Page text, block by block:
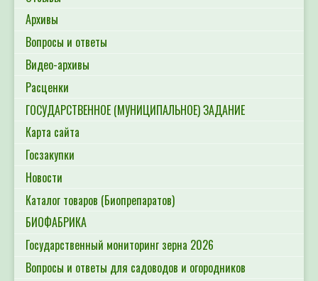
Архивы
Вопросы и ответы
Видео-архивы
Расценки
ГОСУДАРСТВЕННОЕ (МУНИЦИПАЛЬНОЕ) ЗАДАНИЕ
Карта сайта
Госзакупки
Новости
Каталог товаров (Биопрепаратов)
БИОФАБРИКА
Государственный мониторинг зерна 2026
Вопросы и ответы для садоводов и огородников